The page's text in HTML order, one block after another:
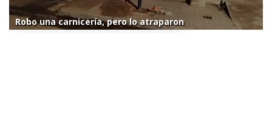
Robo una carnicería, pero lo atraparon